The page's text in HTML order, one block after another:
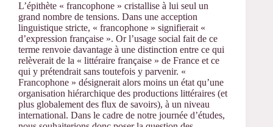
L’épithète « francophone » cristallise à lui seul un
grand nombre de tensions. Dans une acception
linguistique stricte, « francophone » signifierait «
d’expression française ». Or l’usage social fait de ce
terme renvoie davantage à une distinction entre ce qui
relèverait de la « littéraire française » de France et ce
qui y prétendrait sans toutefois y parvenir. «
Francophone » désignerait alors moins un état qu’une
organisation hiérarchique des productions littéraires (et
plus globalement des flux de savoirs), à un niveau
international. Dans le cadre de notre journée d’études,